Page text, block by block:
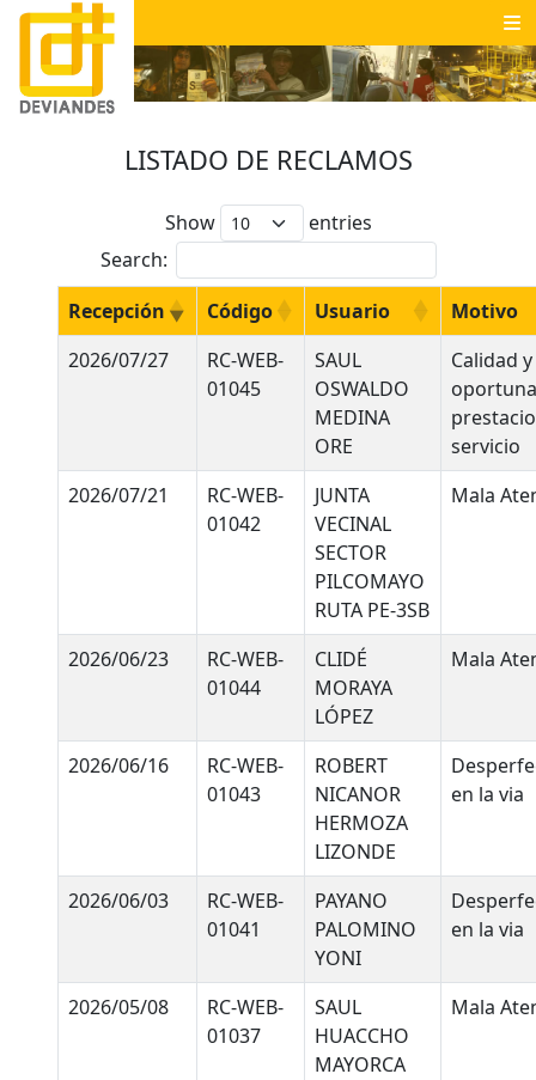
LISTADO DE RECLAMOS
Show
entries
Search:
Recepción
Código Usuario
Motivo
2026/07/27
RC-WEB-
01045
SAUL
OSWALDO
MEDINA
ORE
Calidad y
oportuna
servicio
2026/07/21
RC-WEB-
01042
JUNTA
VECINAL
SECTOR
PILCOMAYO
RUTA PE-3SB
Mala
2026/06/23
RC-WEB-
01044
CLIDÉ
MORAYA
LÓPEZ
Mala
2026/06/16
RC-WEB-
01043
ROBERT
NICANOR
HERMOZA
LIZONDE
en la via
2026/06/03
RC-WEB-
01041
PAYANO
PALOMINO
YONI
en la via
2026/05/08
RC-WEB-
01037
SAUL
HUACCHO
MAYORCA
Mala